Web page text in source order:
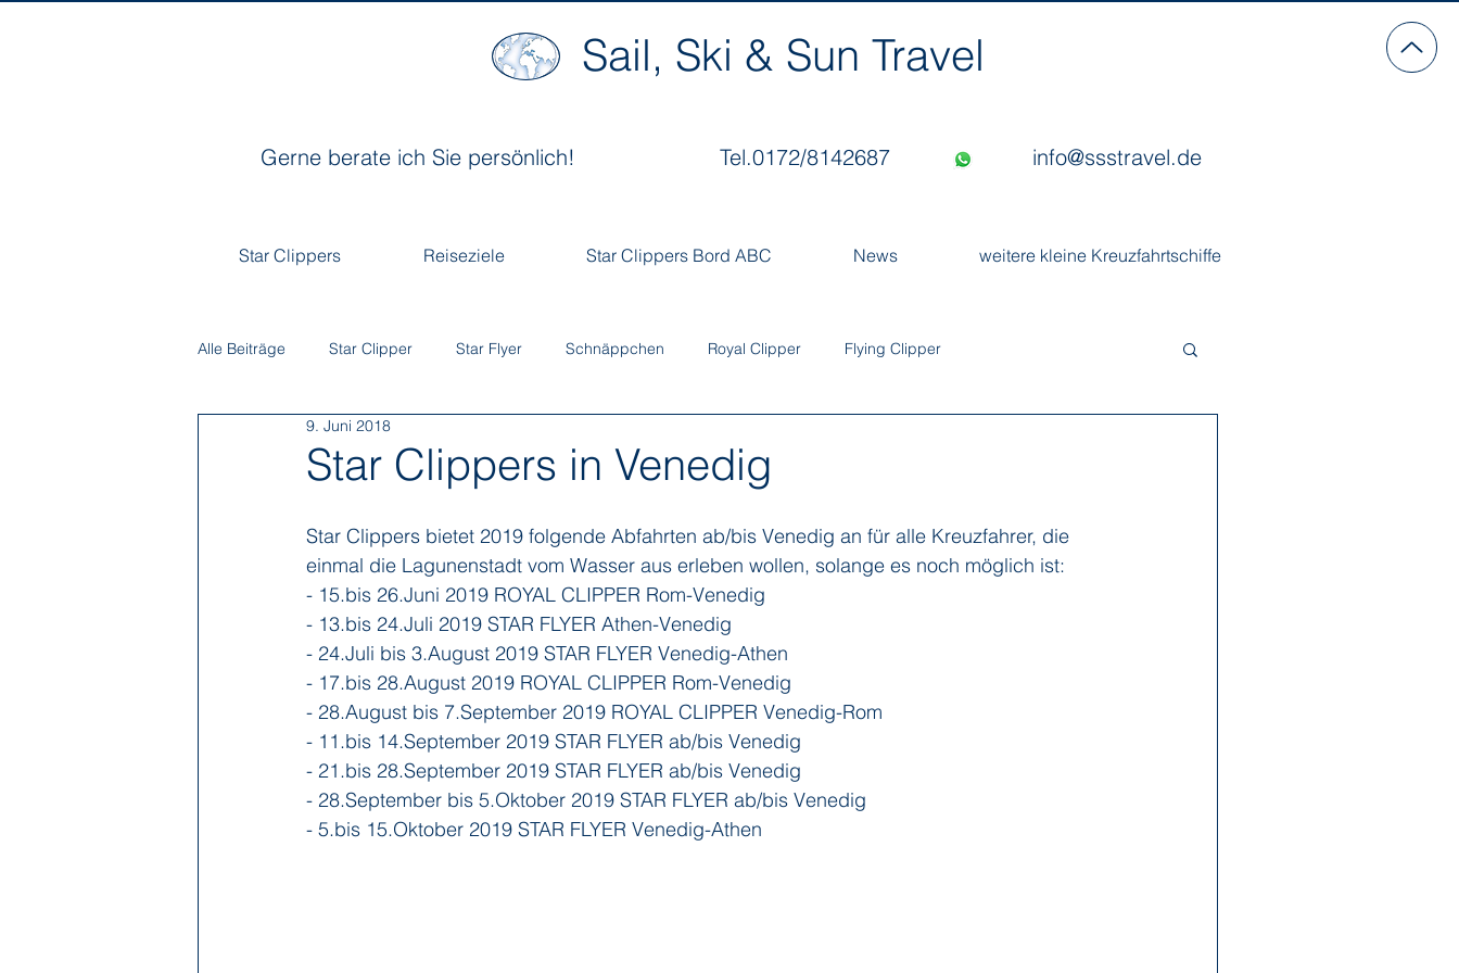
Sail, Ski & Sun Travel
Gerne berate ich Sie persönlich! Tel.0172/8142687 info@ssstravel.de
Star Clippers Reiseziele Star Clippers Bord ABC News weitere kleine Kreuzfahrtschiffe
Alle Beiträge Star Clipper Star Flyer Schnäppchen Royal Clipper Flying Clipper
Star Clippers in Venedig
9. Juni 2018
Star Clippers bietet 2019 folgende Abfahrten ab/bis Venedig an für alle Kreuzfahrer, die
einmal die Lagunenstadt vom Wasser aus erleben wollen, solange es noch möglich ist:
- 15.bis 26.Juni 2019 ROYAL CLIPPER Rom-Venedig
- 13.bis 24.Juli 2019 STAR FLYER Athen-Venedig
- 24.Juli bis 3.August 2019 STAR FLYER Venedig-Athen
- 17.bis 28.August 2019 ROYAL CLIPPER Rom-Venedig
- 28.August bis 7.September 2019 ROYAL CLIPPER Venedig-Rom
- 11.bis 14.September 2019 STAR FLYER ab/bis Venedig
- 21.bis 28.September 2019 STAR FLYER ab/bis Venedig
- 28.September bis 5.Oktober 2019 STAR FLYER ab/bis Venedig
- 5.bis 15.Oktober 2019 STAR FLYER Venedig-Athen